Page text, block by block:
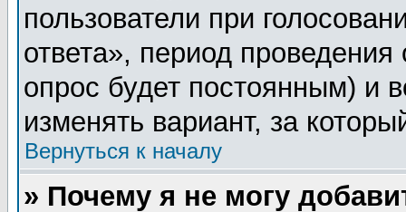
пользователи при
ответа», период проведения
опрос будет постоянным) и
изменять вариант, за
Вернуться к началу
» Почему я не могу